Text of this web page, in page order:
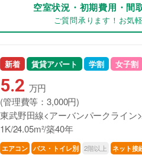
空室状況・初期費用・間
ご質問承ります！お気
新着 賃貸アパート 学割 女子割
5.2 万円
(管理費等：3,000円)
東武野田線<アーバンパークライン
1K/24.05m²/築40年
エアコン バス・トイレ別 2階以上 ネット接